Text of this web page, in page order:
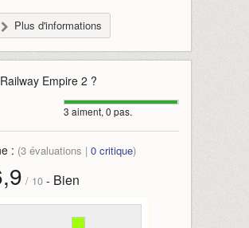
Plus d'informations
Railway Empire 2 ?
3 aiment, 0 pas.
: (3 évaluations |0 critique)
/ 10 - Bien